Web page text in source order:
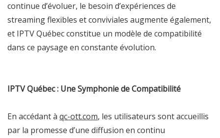
continue d’évoluer, le besoin d’expériences de
streaming flexibles et conviviales augmente également,
et IPTV Québec constitue un modèle de compatibilité
dans ce paysage en constante évolution.
IPTV Québec : Une Symphonie de Compatibilité
En accédant à qc-ott.com, les utilisateurs sont accueillis
par la promesse d’une diffusion en continu